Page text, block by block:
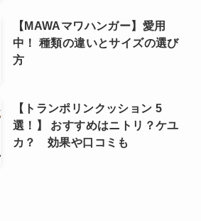
【MAWAマワハンガー】愛用
中！ 種類の違いとサイズの選び
方
【トランポリンクッション 5
選！】 おすすめはニトリ？ケユ
カ？ 効果や口コミも